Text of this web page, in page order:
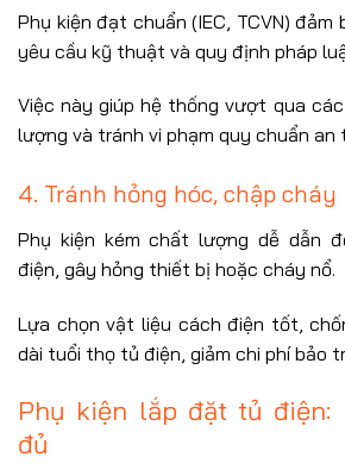
Phụ kiện đạt chuẩn (IEC, TCVN)
yêu cầu kỹ thuật và quy định pháp
Việc này giúp hệ thống vượt qua
lượng và tránh vi phạm quy chuẩn an
4. Tránh hỏng hóc, chập cháy
Phụ kiện kém chất lượng dễ dẫn
điện, gây hỏng thiết bị hoặc cháy nổ.
Lựa chọn vật liệu cách điện tốt,
dài tuổi thọ tủ điện, giảm chi phí bảo
Phụ kiện lắp đặt tủ điện:
đủ